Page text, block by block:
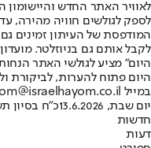
לאוויר האתר החדש
לספק לגולשים חוויה מהירה,
המודפסת של העיתון זמינים
לקבל אותם גם בניוזלטר.
היום" מציע לגולשי האתר
היום פתוח להערות, לביקורת
במייל hayom@israelhayom.co.il.
יום שבת, 13.6.2026
כ"ח בסיון
חדשות
דעות